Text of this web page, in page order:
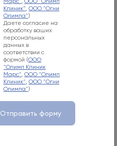
Клиник", ООО "Огни
Олимпа")
Даете согласие на
обработку ваших
персональных
данных в
соответствии с
формой (ООО
"Олимп Клиник
Марс", ООО "Олимп
Клиник", ООО "Огни
Олимпа")
Отправить форму